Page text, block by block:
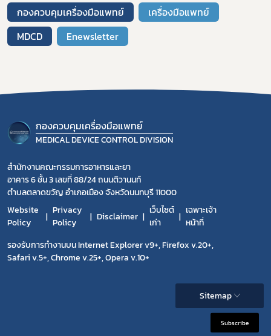
กองควบคุมเครื่องมือแพทย์
เครื่องมือแพทย์
MDCD
Enewsletter
กองควบคุมเครื่องมือแพทย์
MEDICAL DEVICE CONTROL DIVISION
สำนักงานคณะกรรมการอาหารและยา
อาคาร 6 ชั้น 3 เลขที่ 88/24 ถนนติวานนท์
ตำบลตลาดขวัญ อำเภอเมือง จังหวัดนนทบุรี 11000
Website
Policy
Privacy
Policy
Disclaimer
เว็บไซต์
เก่า
เฉพาะเจ้า
หน้าที่
รองรับการทำงานบน Internet Explorer v9+, Firefox v.20+,
Safari v.5+, Chrome v.25+, Opera v.10+
Sitemap
Subscribe